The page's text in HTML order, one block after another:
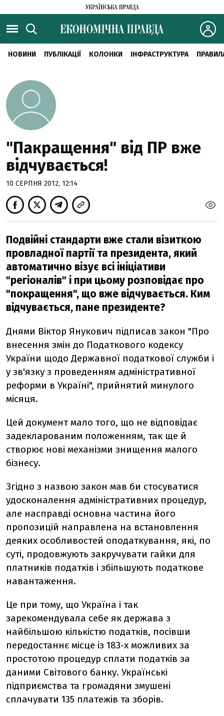
НОВИНИ ПУБЛІКАЦІЇ КОЛОНКИ ІНФРАСТРУКТУРА
"Пакращення" від ПР вже
відчувається!
10 СЕРПНЯ 2012, 12:14
Подвійні стандарти вже стали візиткою
провладної партії та президента, який
автоматично візує всі ініціативи
"регіоналів" і при цьому розповідає про
"покращення", що вже відчувається. Ким
відчувається, пане президенте?
Днями Віктор Янукович підписав закон "Про
внесення змін до Податкового кодексу
України щодо Державної податкової служби і
у зв'язку з проведенням адміністративної
реформи в Україні", прийнятий минулого
місяця.
Цей документ мало того, що не відповідає
задекларованим положенням, так ще й
створює нові механізми знищення малого
бізнесу.
Згідно з назвою закон мав би стосуватися
удосконалення адміністративних процедур,
але насправді основна частина його
пропозицій направлена на встановлення
деяких особливостей оподаткування, які, по
суті, продовжують закручувати гайки для
платників податків і збільшують податкове
навантаження.
Це при тому, що Україна і так
зарекомендувала себе як держава з
найбільшою кількістю податків, посівши
передостаннє місце із 183-х можливих за
простотою процедур сплати податків за
даними Світового банку. Українські
підприємства та громадяни змушені
сплачувати 135 платежів та зборів.